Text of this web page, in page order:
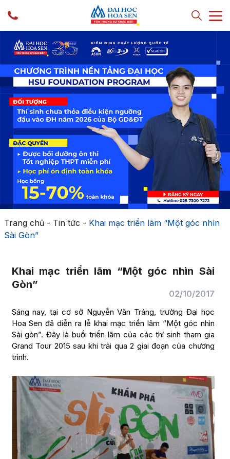
Trang chủ- Tin tức - Khai mạc triển lãm “Một góc nhìn
Sài Gòn”
Khai mạc triển lãm “Một góc nhìn Sài
Gòn”
02/10/2017
Sáng nay, tại cơ sở Nguyễn Văn Tráng, trường Đại học
Hoa Sen đã diễn ra lễ khai mạc triển lãm “Một góc nhìn
Sài gòn”. Đây là buổi triển lãm của các thí sinh tham gia
Grand Tour 2015 sau khi trải qua 2 giai đoạn của chương
trình.